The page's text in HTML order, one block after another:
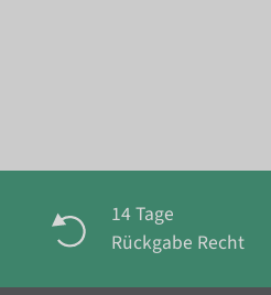
14 Tage
Rückgabe Recht